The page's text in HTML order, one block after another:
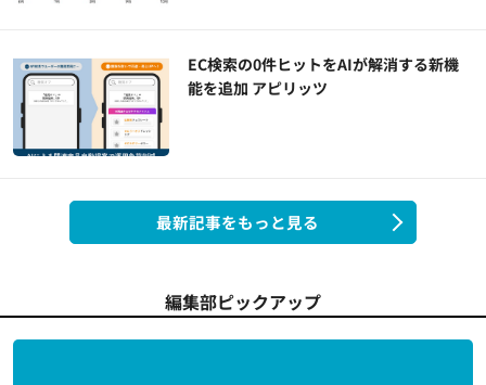
EC検索の0件ヒットをAIが解消する新機
能を追加 アピリッツ
最新記事をもっと見る
編集部ピックアップ